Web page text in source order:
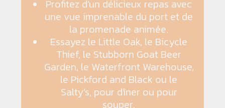
Profitez d’un délicieux repas avec
une vue imprenable du port et de
la promenade animée.
Essayez le Little Oak, le Bicycle
Thief, le Stubborn Goat Beer
Garden, le Waterfront Warehouse,
le Pickford and Black ou le
Salty’s, pour dîner ou pour
souper.